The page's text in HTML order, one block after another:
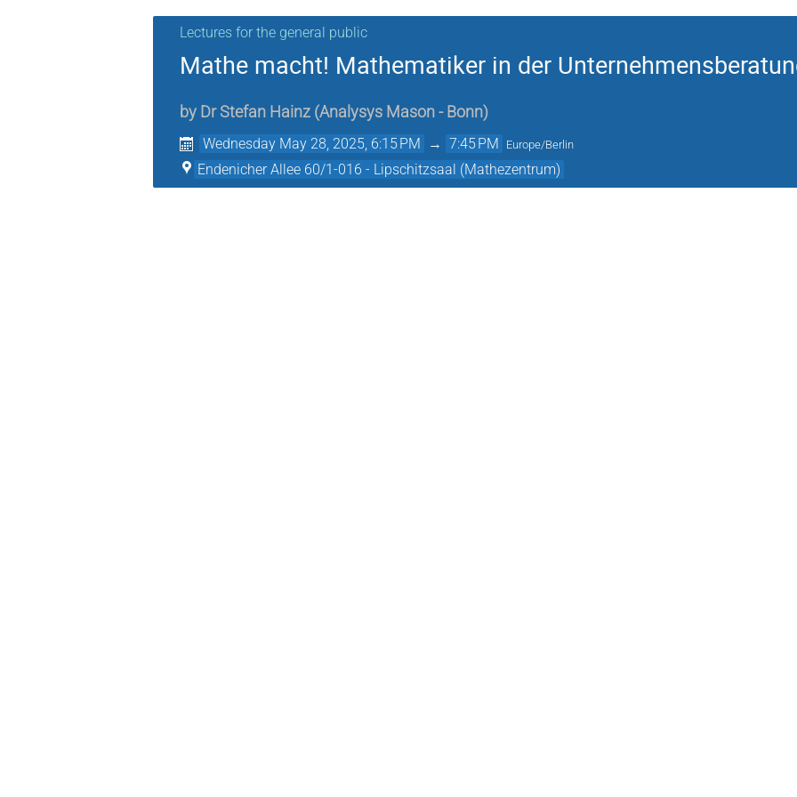
Lectures for the general public
Mathe macht! Mathematiker in der
by Dr Stefan Hainz (Analysys Mason - Bonn)
Wednesday May 28, 2025, 6:15 PM → 7:45 PM Europe/Berlin
Endenicher Allee 60/1-016 - Lipschitzsaal (Mathezentrum)